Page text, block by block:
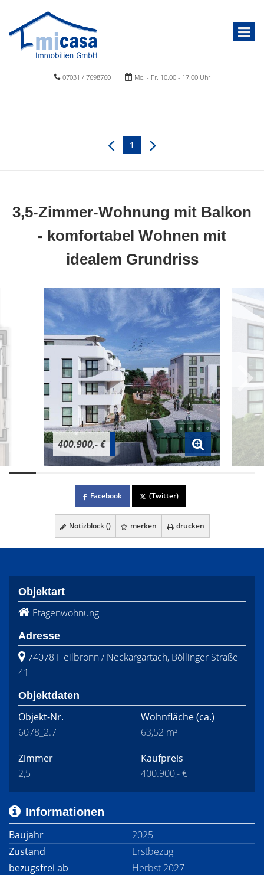
07031 / 7698760 Mo. - Fr. 10.00 - 17.00 Uhr
1
3,5-Zimmer-Wohnung mit Balkon
- komfortabel Wohnen mit
idealem Grundriss
400.900,- €
Facebook (Twitter)
Notizblock () merken drucken
Objektart
Etagenwohnung
Adresse
74078 Heilbronn / Neckargartach, Böllinger Straße
41
Objektdaten
Objekt-Nr.
6078_2.7
Wohnfläche(ca.)
63,52 m²
Zimmer
2,5
Kaufpreis
400.900,- €
Informationen
Baujahr
2025
Zustand
Erstbezug
bezugsfrei ab
Herbst 2027